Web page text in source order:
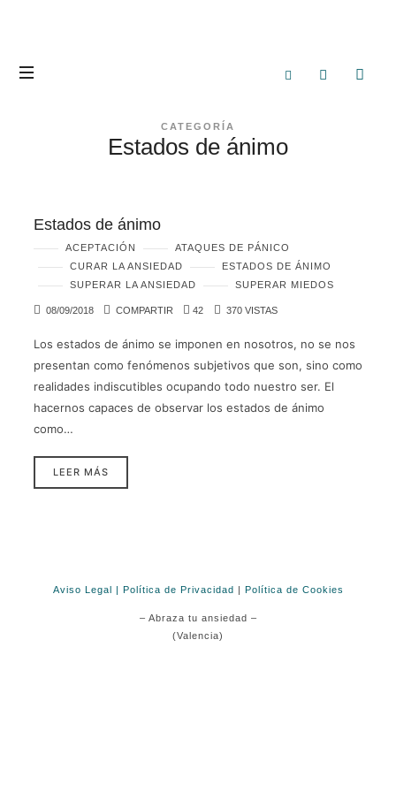
CATEGORÍA
Estados de ánimo
Estados de ánimo
ACEPTACIÓN
ATAQUES DE PÁNICO
CURAR LA ANSIEDAD
ESTADOS DE ÁNIMO
SUPERAR LA ANSIEDAD
SUPERAR MIEDOS
08/09/2018 COMPARTIR 42 370 VISTAS
Los estados de ánimo se imponen en nosotros, no se nos
presentan como fenómenos subjetivos que son, sino como
realidades indiscutibles ocupando todo nuestro ser. El
hacernos capaces de observar los estados de ánimo
como…
LEER MÁS
Aviso Legal | Política de Privacidad Política de Cookies
– Abraza tu ansiedad –
(Valencia)